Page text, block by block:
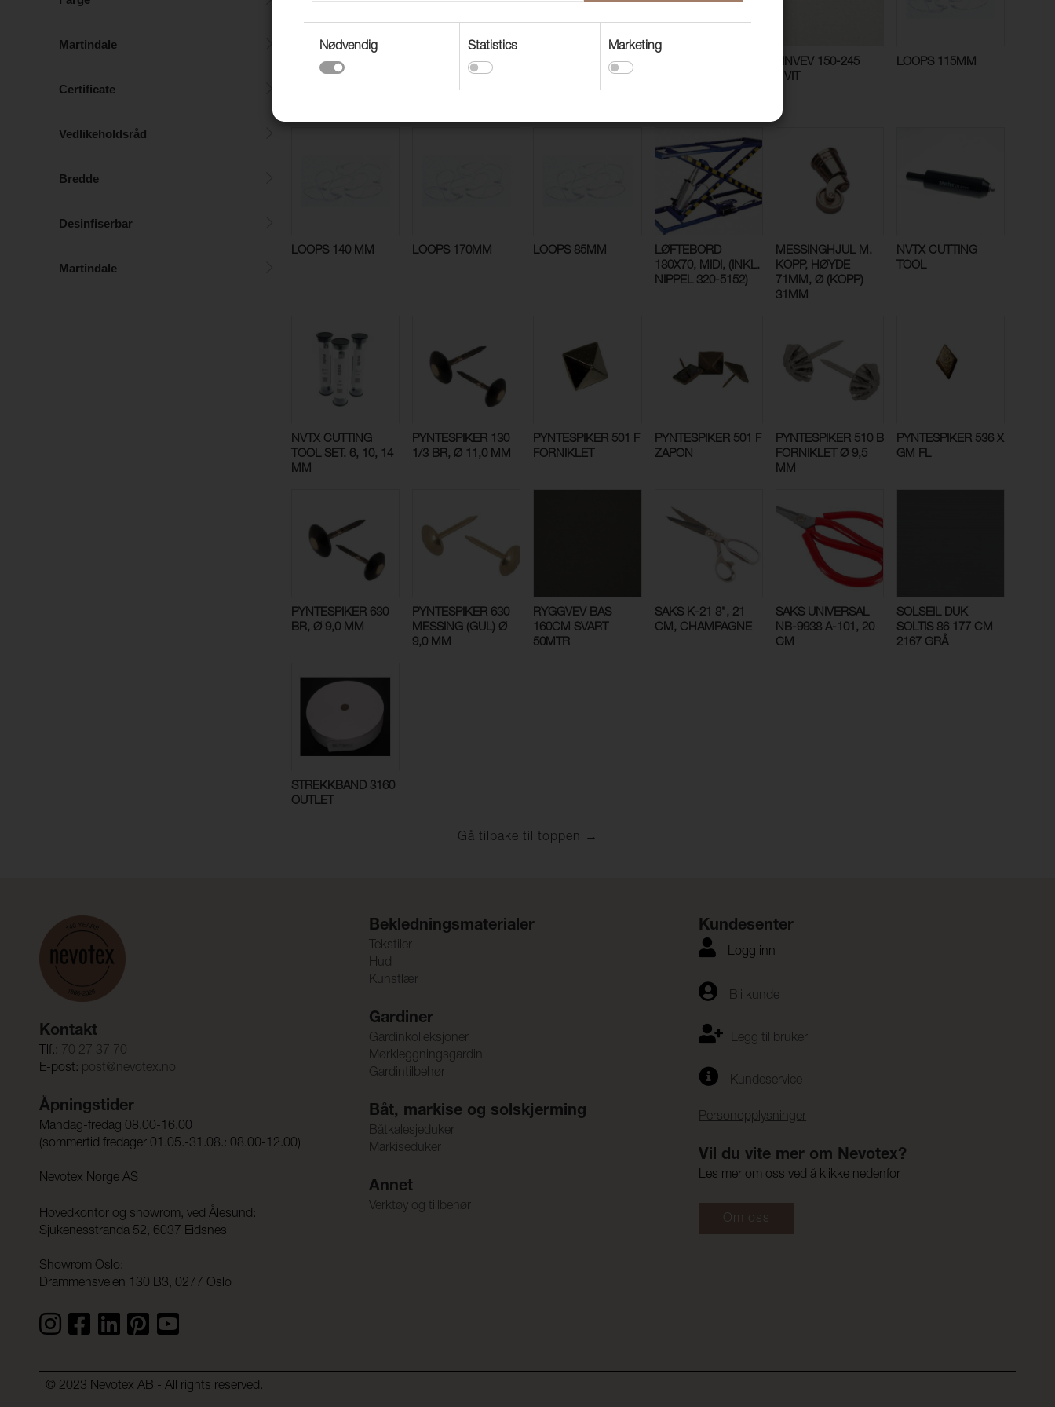
Martindale
Certificate
Vedlikeholdsråd
Bredde
Desinfiserbar
Martindale
BAKKNAPP OKP 30"
HVIT, ØYE 100 ST/FP
BLADPRIM EXTRA
KRAFTIG MED
PLATT HUVUD 9 "
BORRELÅS CH
SELVHEFT. 20 MM
KROK HVIT
LINVEV 150-245
HVIT
LOOPS 115MM
LOOPS 140 MM LOOPS 170MM LOOPS 85MM
LØFTEBORD
180X70, MIDI, (INKL.
NIPPEL 320-5152)
MESSINGHJUL M.
KOPP, HØYDE
71MM, Ø (KOPP)
31MM
NVTX CUTTING
TOOL
NVTX CUTTING
TOOL SET. 6, 10, 14
MM
PYNTESPIKER 130
1/3 BR, Ø 11,0 MM
PYNTESPIKER 501 F
FORNIKLET
PYNTESPIKER 501 F
ZAPON
PYNTESPIKER 510 B
FORNIKLET Ø 9,5
MM
PYNTESPIKER 536 X
GM FL
PYNTESPIKER 630
BR, Ø 9,0 MM
PYNTESPIKER 630
MESSING (GUL) Ø
9,0 MM
RYGGVEV BAS
160CM SVART
50MTR
SAKS K-21 8", 21
CM, CHAMPAGNE
SAKS UNIVERSAL
NB-9938 A-101, 20
CM
SOLSEIL DUK
SOLTIS 86 177 CM
2167 GRÅ
STREKKBAND 3160
OUTLET
Gå tilbake til toppen
Kontakt
Tlf.: 70 27 37 70
E-post: post@nevotex.no
Åpningstider
Mandag-fredag 08.00-16.00
(sommertid fredager 01.05.-31.08.: 08.00-12.00)
Nevotex Norge AS
Hovedkontor og showrom, ved Ålesund:
Sjukenesstranda 52, 6037 Eidsnes
Showrom Oslo:
Drammensveien 130 B3, 0277 Oslo
Bekledningsmaterialer
Tekstiler
Hud
Kunstlær
Gardiner
Gardinkolleksjoner
Mørkleggningsgardin
Gardintilbehør
Båt, markise og solskjerming
Båtkalesjeduker
Markiseduker
Annet
Verktøy og tillbehør
Kundesenter
Logg inn
Bli kunde
Legg til bruker
Kundeservice
Personopplysninger
Vil du vite mer om Nevotex?
Les mer om oss ved å klikke nedenfor
Om oss
© 2023 Nevotex AB - All rights reserved.
Nødvendig Statistics Marketing